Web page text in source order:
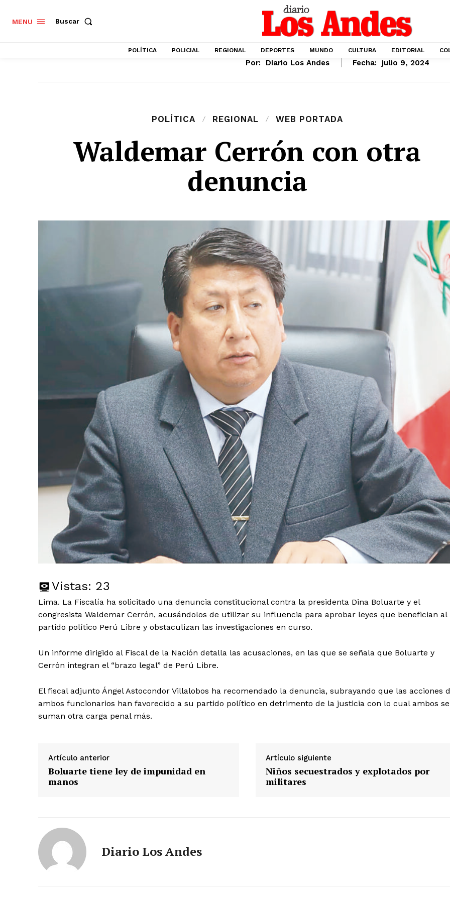
MENU Buscar
POLÍTICA POLICIAL REGIONAL DEPORTES MUNDO CULTURA EDITORIAL
Por: Diario Los Andes Fecha: julio 9, 2024
POLÍTICA REGIONAL WEB PORTADA
Waldemar Cerrón con otra
denuncia
Vistas: 23
Lima. La Fiscalía ha solicitado una denuncia constitucional contra la presidenta Dina Boluarte y el
congresista Waldemar Cerrón, acusándolos de utilizar su influencia para aprobar leyes que benefician al
partido político Perú Libre y obstaculizan las investigaciones en curso.
Un informe dirigido al Fiscal de la Nación detalla las acusaciones, en las que se señala que Boluarte y
Cerrón integran el “brazo legal” de Perú Libre.
El fiscal adjunto Ángel Astocondor Villalobos ha recomendado la denuncia, subrayando que las acciones
ambos funcionarios han favorecido a su partido político en detrimento de la justicia con lo cual ambos se
suman otra carga penal más.
Artículo anterior
Boluarte tiene ley de impunidad en
manos
Artículo siguiente
Niños secuestrados y explotados por
militares
Diario Los Andes